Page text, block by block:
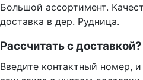
Большой ассортимент.
доставка в дер. Рудница.
Рассчитать с доставкой?
Введите контактный номер,